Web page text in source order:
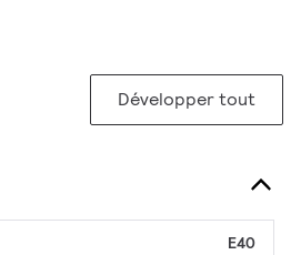
Développer tout
E40